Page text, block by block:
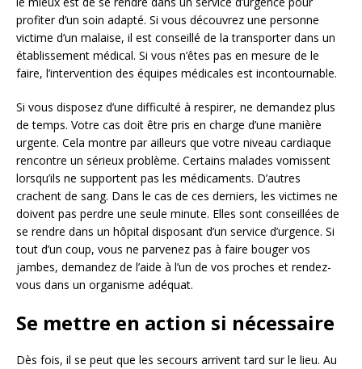
profiter d’un soin adapté. Si vous découvrez une personne
victime d’un malaise, il est conseillé de la transporter dans un
établissement médical. Si vous n’êtes pas en mesure de le
faire, l’intervention des équipes médicales est incontournable.
Si vous disposez d’une difficulté à respirer, ne demandez plus
de temps. Votre cas doit être pris en charge d’une manière
urgente. Cela montre par ailleurs que votre niveau cardiaque
rencontre un sérieux problème. Certains malades vomissent
lorsqu’ils ne supportent pas les médicaments. D’autres
crachent de sang. Dans le cas de ces derniers, les victimes ne
doivent pas perdre une seule minute. Elles sont conseillées de
se rendre dans un hôpital disposant d’un service d’urgence. Si
tout d’un coup, vous ne parvenez pas à faire bouger vos
jambes, demandez de l’aide à l’un de vos proches et rendez-
vous dans un organisme adéquat.
Se mettre en action si nécessaire
Dès fois, il se peut que les secours arrivent tard sur le lieu. Au